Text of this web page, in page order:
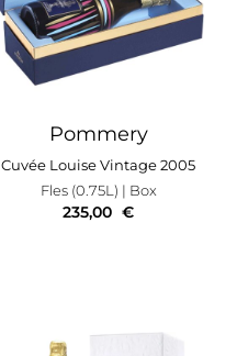
Pommery
Cuvée Louise Vintage 2005
Fles (0.75L) | Box
235,00 €